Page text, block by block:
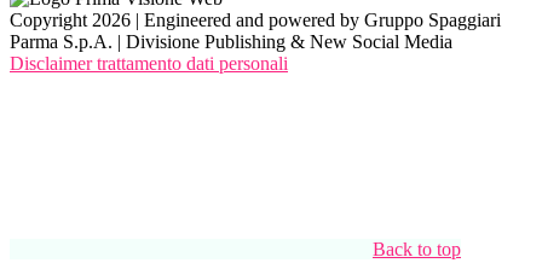
Copyright 2026 | Engineered and powered by Gruppo Spaggiari
Parma S.p.A. | Divisione Publishing & New Social Media
Disclaimer trattamento dati personali
Back to top